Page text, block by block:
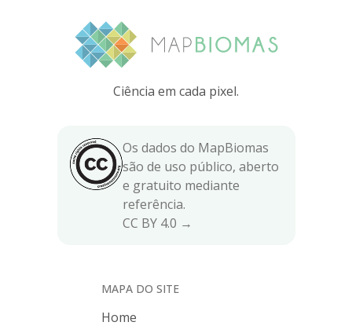
Ciência em cada pixel.
Os dados do MapBiomas
são de uso público, aberto
e gratuito mediante
referência.
CC BY 4.0 →
MAPA DO SITE
Home